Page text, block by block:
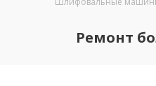
Ремонт